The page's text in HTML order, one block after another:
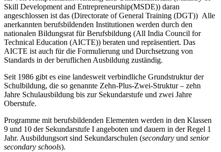
Skill Development and Entrepreneurship(MSDE)) daran
angeschlossen ist das (Directorate of General Training (DGT)) Alle
anerkannten berufsbildenden Institutionen werden durch den
nationalen Bildungsrat für Berufsbildung (All India Council for
Technical Education (AICTE)) beraten und repräsentiert. Das
AICTE ist auch für die Formulierung und Durchsetzung von
Standards in der beruflichen Ausbildung zuständig.
Seit 1986 gibt es eine landesweit verbindliche Grundstruktur der
Schulbildung, die so genannte Zehn-Plus-Zwei-Struktur – zehn
Jahre Schulausbildung bis zur Sekundarstufe und zwei Jahre
Oberstufe.
Programme mit berufsbildenden Elementen werden in den Klassen
9 und 10 der Sekundarstufe I angeboten und dauern in der Regel 1
Jahr. Ausbildungsort sind Sekundarschulen (secondary und senior
secondary schools).